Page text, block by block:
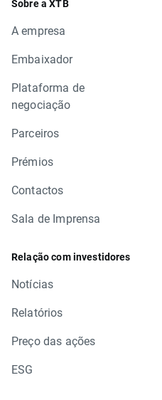
Sobre a XTB
A empresa
Embaixador
Plataforma de
negociação
Parceiros
Prémios
Contactos
Sala de Imprensa
Relação com investidores
Notícias
Relatórios
Preço das ações
ESG